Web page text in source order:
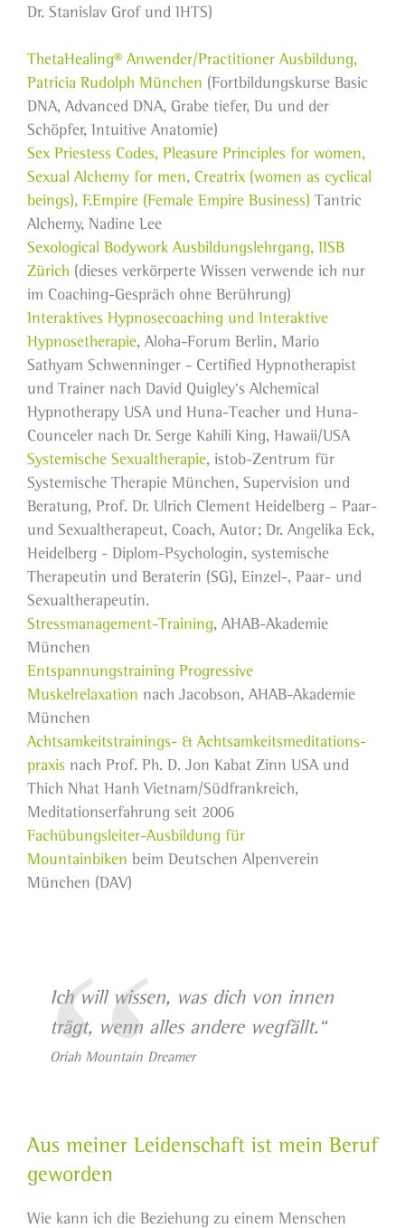
Dr. Stanislav Grof und IHTS)
ThetaHealing® Anwender/Practitioner Ausbildung,
Patricia Rudolph München (Fortbildungskurse Basic
DNA, Advanced DNA, Grabe tiefer, Du und der
Schöpfer, Intuitive Anatomie)
Sex Priestess Codes, Pleasure Principles for women,
Sexual Alchemy for men, Creatrix (women as cyclical
beings), F.Empire (Female Empire Business) Tantric
Alchemy, Nadine Lee
Sexological Bodywork Ausbildungslehrgang, IISB
Zürich (dieses verkörperte Wissen verwende ich nur
im Coaching-Gespräch ohne Berührung)
Interaktives Hypnosecoaching und Interaktive
Hypnosetherapie, Aloha-Forum Berlin, Mario
Sathyam Schwenninger - Certified Hypnotherapist
und Trainer nach David Quigley‘s Alchemical
Hypnotherapy USA und Huna-Teacher und Huna-
Counceler nach Dr. Serge Kahili King, Hawaii/USA
Systemische Sexualtherapie, istob-Zentrum für
Systemische Therapie München, Supervision und
Beratung, Prof. Dr. Ulrich Clement Heidelberg – Paar-
und Sexualtherapeut, Coach, Autor; Dr. Angelika Eck,
Heidelberg - Diplom-Psychologin, systemische
Therapeutin und Beraterin (SG), Einzel-, Paar- und
Sexualtherapeutin.
Stressmanagement-Training, AHAB-Akademie
München
Entspannungstraining Progressive
Muskelrelaxation nach Jacobson, AHAB-Akademie
München
Achtsamkeitstrainings- & Achtsamkeitsmeditations­
praxis nach Prof. Ph. D. Jon Kabat Zinn USA und
Thich Nhat Hanh Vietnam/Südfrankreich,
Meditationserfahrung seit 2006
Fachübungsleiter-Ausbildung für
Mountainbiken beim Deutschen Alpenverein
München (DAV)
Ich will wissen, was dich von innen
trägt, wenn alles andere wegfällt.“
Oriah Mountain Dreamer
Aus meiner Leidenschaft ist mein Beruf
geworden
Wie kann ich die Beziehung zu einem Menschen